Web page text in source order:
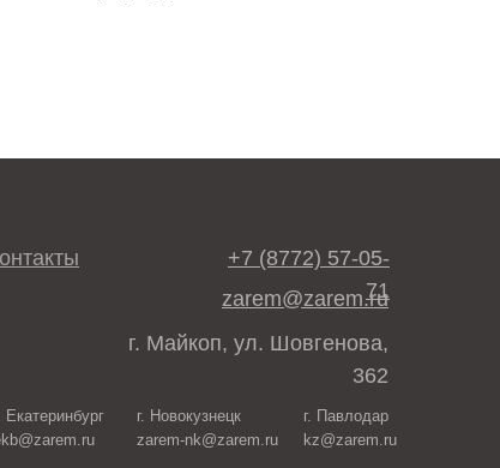
+7 (8772) 57-05-
71
zarem@zarem.ru
г. Майкоп, ул. Шовгенова,
362
Екатеринбург
г. Новокузнецк
zarem-nk@zarem.ru
г. Павлодар
kz@zarem.ru